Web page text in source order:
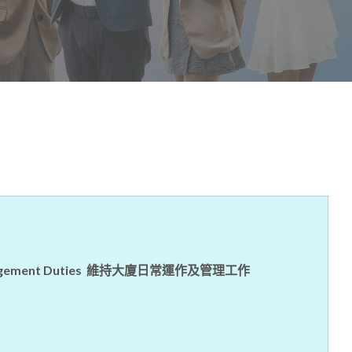
Duties 維持大廈日常運作及管理工作